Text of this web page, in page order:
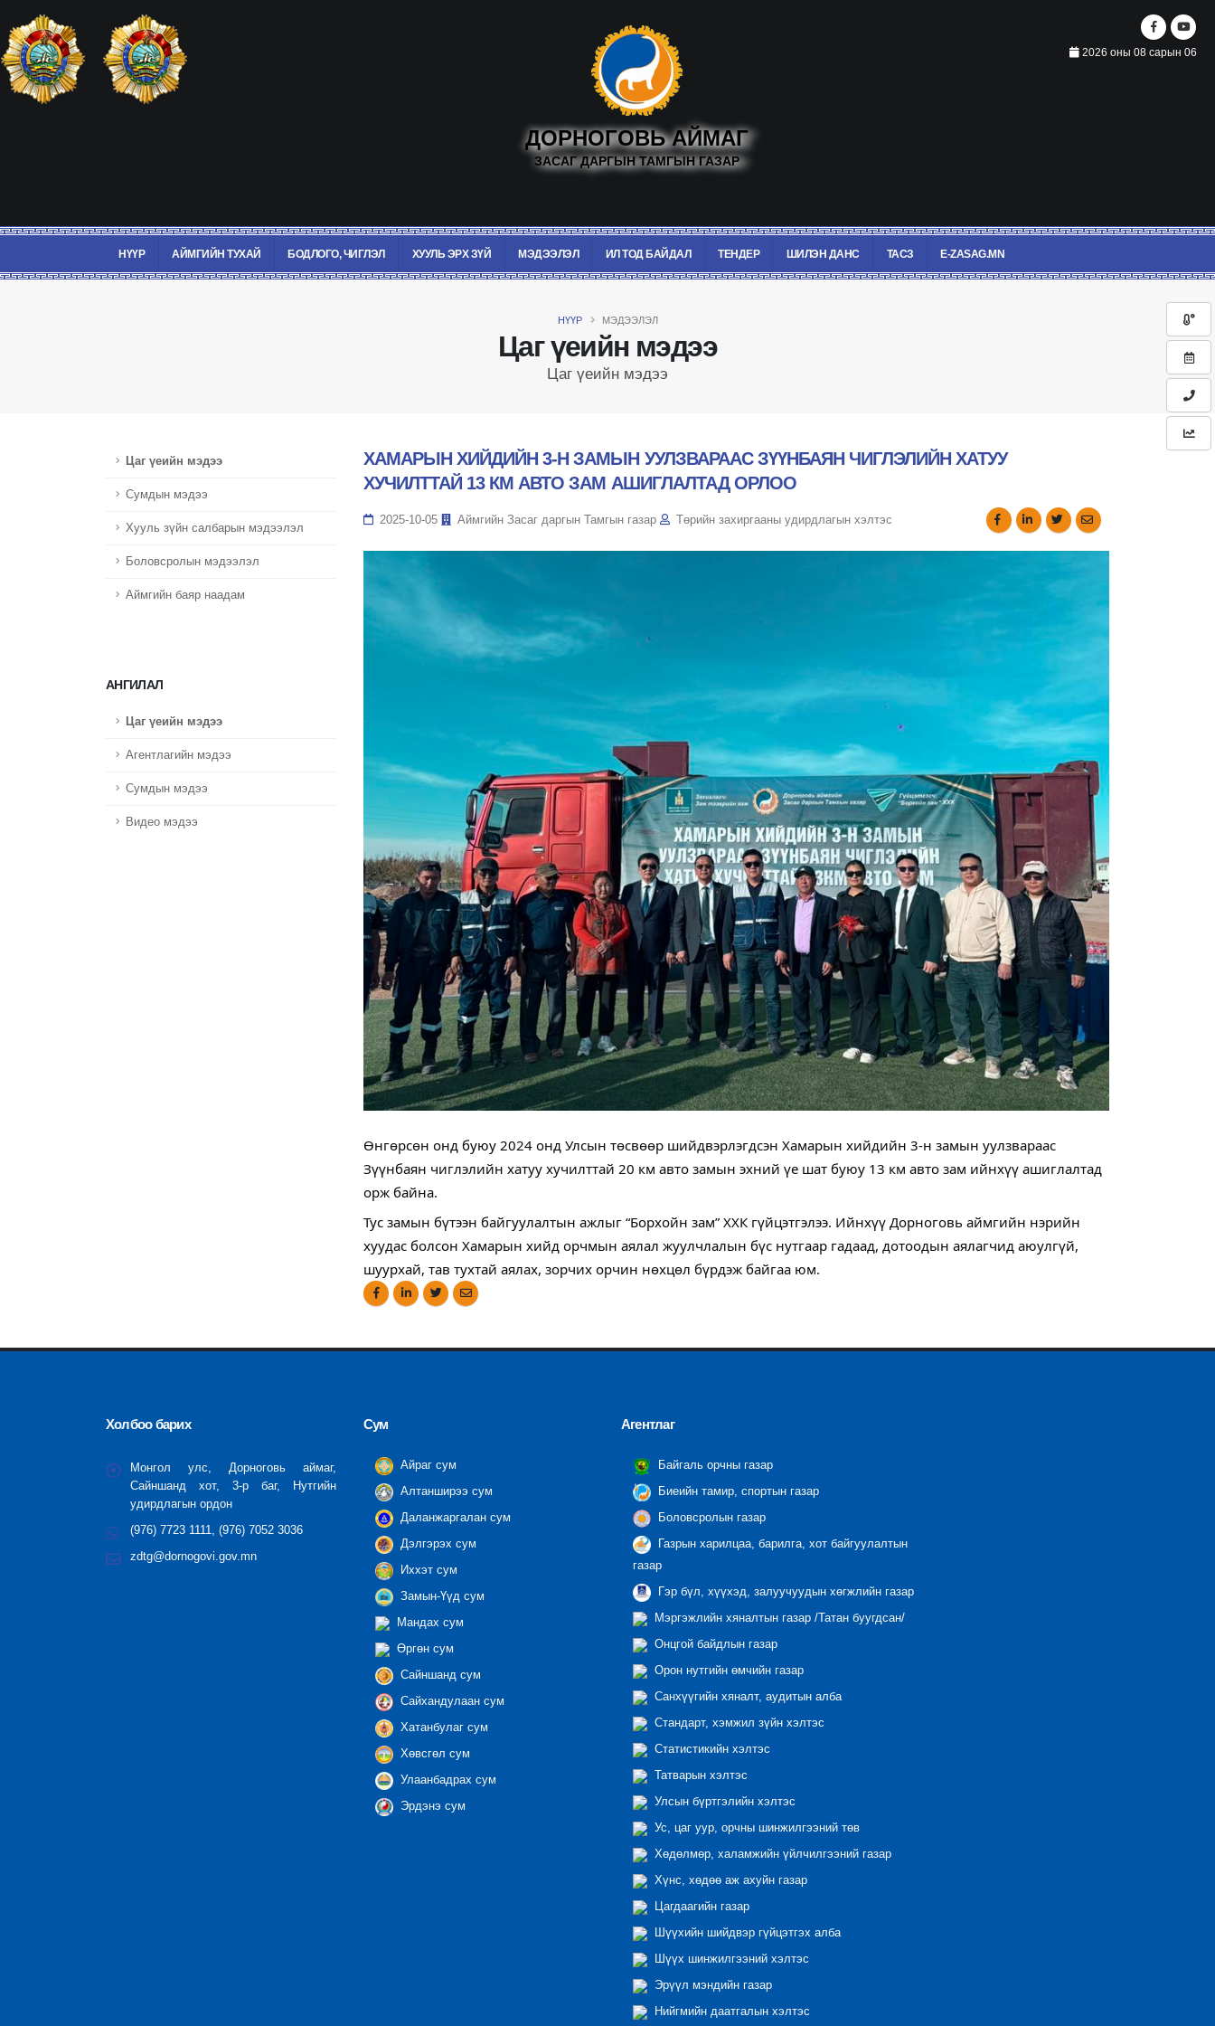
2026 оны 08 сарын 06
ДОРНОГОВЬ АЙМАГ
ЗАСАГ ДАРГЫН ТАМГЫН ГАЗАР
НҮҮР АЙМГИЙН ТУХАЙ БОДЛОГО, ЧИГЛЭЛ ХУУЛЬ ЭРХ ЗҮЙ МЭДЭЭЛЭЛ ИЛ ТОД БАЙДАЛ ТЕНДЕР ШИЛЭН ДАНС ТАСЗ E-ZASAG.MN
Цаг үеийн мэдээ
Цаг үеийн мэдээ
НҮҮР МЭДЭЭЛЭЛ
Цаг үеийн мэдээ
Сумдын мэдээ
Хууль зүйн салбарын мэдээлэл
Боловсролын мэдээлэл
Аймгийн баяр наадам
АНГИЛАЛ
Цаг үеийн мэдээ
Агентлагийн мэдээ
Сумдын мэдээ
Видео мэдээ
ХАМАРЫН ХИЙДИЙН 3-Н ЗАМЫН УУЛЗВАРААС ЗҮҮНБАЯН ЧИГЛЭЛИЙН ХАТУУ
ХУЧИЛТТАЙ 13 КМ АВТО ЗАМ АШИГЛАЛТАД ОРЛОО
2025-10-05 Аймгийн Засаг даргын Тамгын газар Төрийн захиргааны удирдлагын хэлтэс
Өнгөрсөн онд буюу 2024 онд Улсын төсвөөр шийдвэрлэгдсэн Хамарын хийдийн 3-н замын уулзвараас
Зүүнбаян чиглэлийн хатуу хучилттай 20 км авто замын эхний үе шат буюу 13 км авто зам ийнхүү ашиглалтад
орж байна.
Тус замын бүтээн байгуулалтын ажлыг “Борхойн зам” ХХК гүйцэтгэлээ. Ийнхүү Дорноговь аймгийн нэрийн
хуудас болсон Хамарын хийд орчмын аялал жуулчлалын бүс нутгаар гадаад, дотоодын аялагчид аюулгүй,
шуурхай, тав тухтай аялах, зорчих орчин нөхцөл бүрдэж байгаа юм.
Холбоо барих
Монгол улс, Дорноговь аймаг,
Сайншанд хот, 3-р баг, Нутгийн
удирдлагын ордон
(976) 7723 1111, (976) 7052 3036
zdtg@dornogovi.gov.mn
Сум
Айраг сум
Алтанширээ сум
Даланжаргалан сум
Дэлгэрэх сум
Иххэт сум
Замын-Үүд сум
Мандах сум
Өргөн сум
Сайншанд сум
Сайхандулаан сум
Хатанбулаг сум
Хөвсгөл сум
Улаанбадрах сум
Эрдэнэ сум
Агентлаг
Байгаль орчны газар
Биеийн тамир, спортын газар
Боловсролын газар
Газрын харилцаа, барилга, хот байгуулалтын
газар
Гэр бүл, хүүхэд, залуучуудын хөгжлийн газар
Мэргэжлийн хяналтын газар /Татан буугдсан/
Онцгой байдлын газар
Орон нутгийн өмчийн газар
Санхүүгийн хяналт, аудитын алба
Стандарт, хэмжил зүйн хэлтэс
Статистикийн хэлтэс
Татварын хэлтэс
Улсын бүртгэлийн хэлтэс
Ус, цаг уур, орчны шинжилгээний төв
Хөдөлмөр, халамжийн үйлчилгээний газар
Хүнс, хөдөө аж ахуйн газар
Цагдаагийн газар
Шүүхийн шийдвэр гүйцэтгэх алба
Шүүх шинжилгээний хэлтэс
Эрүүл мэндийн газар
Нийгмийн даатгалын хэлтэс